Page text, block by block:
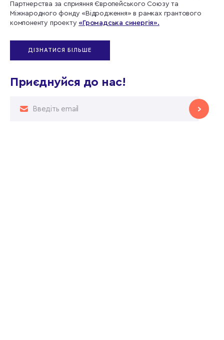
Партнерства за сприяння Європейського Союзу та
Міжнародного фонду «Відродження» в рамках грантового
компоненту проекту «Громадська синергія».
ДІЗНАТИСЯ БІЛЬШЕ
Приєднуйся до нас!